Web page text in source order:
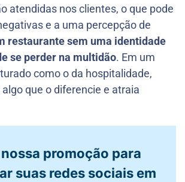
atendidas nos clientes, o que pode
e a uma percepção de
restaurante sem uma identidade
se perder na multidão. Em um
como o da hospitalidade,
que o diferencie e atraia
promoção para
suas redes sociais em